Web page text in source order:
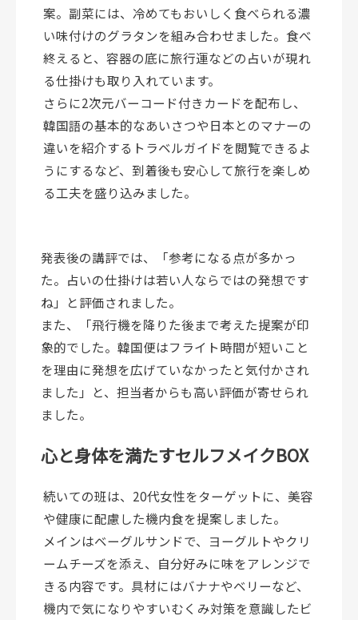
案。副菜には、冷めてもおいしく食べられる濃
い味付けのグラタンを組み合わせました。食べ
終えると、容器の底に旅行運などの占いが現れ
る仕掛けも取り入れています。
さらに2次元バーコード付きカードを配布し、
韓国語の基本的なあいさつや日本とのマナーの
違いを紹介するトラベルガイドを閲覧できるよ
うにするなど、到着後も安心して旅行を楽しめ
る工夫を盛り込みました。
発表後の講評では、「参考になる点が多かっ
た。占いの仕掛けは若い人ならではの発想です
ね」と評価されました。
また、「飛行機を降りた後まで考えた提案が印
象的でした。韓国便はフライト時間が短いこと
を理由に発想を広げていなかったと気付かされ
ました」と、担当者からも高い評価が寄せられ
ました。
心と身体を満たすセルフメイクBOX
続いての班は、20代女性をターゲットに、美容
や健康に配慮した機内食を提案しました。
メインはベーグルサンドで、ヨーグルトやクリ
ームチーズを添え、自分好みに味をアレンジで
きる内容です。具材にはバナナやベリーなど、
機内で気になりやすいむくみ対策を意識したビ